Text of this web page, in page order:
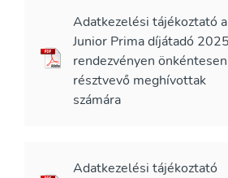
Adatkezelési tájékoztató a
Junior Prima díjátadó 2025
rendezvényen önkéntesen
résztvevő meghívottak
számára
Adatkezelési tájékoztató